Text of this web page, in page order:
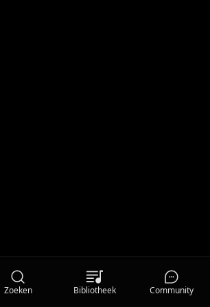
Zoeken Bibliotheek Community